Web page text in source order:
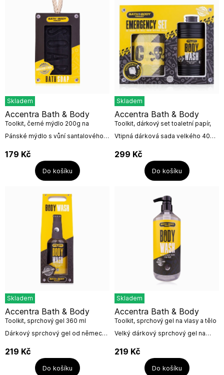
Skladem
Pánské mýdlo s vůní santalového
na šňůrce. Mýdlo baleno v dárkové
krabičce.Netestované na...
Accentra Bath & Body
Toolkit, černé mýdlo 200g na
šňůrce
179 Kč
Do košíku
Skladem
Vtipná dárková sada velkého 400
santalového dřeva a pižma a
toaletního papíru s varováním o
nebezpečí od...
Accentra Bath & Body
Toolkit, dárkový set toaletní papír,
sprchový gel 400ml
299 Kč
Do košíku
Skladem
Dárkový sprchový gel od německé
360ml v láhvi v dárkové krabičce,
vůně: santalové dřevo a...
Accentra Bath & Body
Toolkit, sprchový gel 360 ml
219 Kč
Do košíku
Skladem
Velký dárkový sprchový gel na
santalového dřeva a pižma s
praktickou pumpičkou.Objem:
1000 ml /...
Accentra Bath & Body
Toolkit, sprchový gel na vlasy a tělo
pro muže, 1L
219 Kč
Do košíku